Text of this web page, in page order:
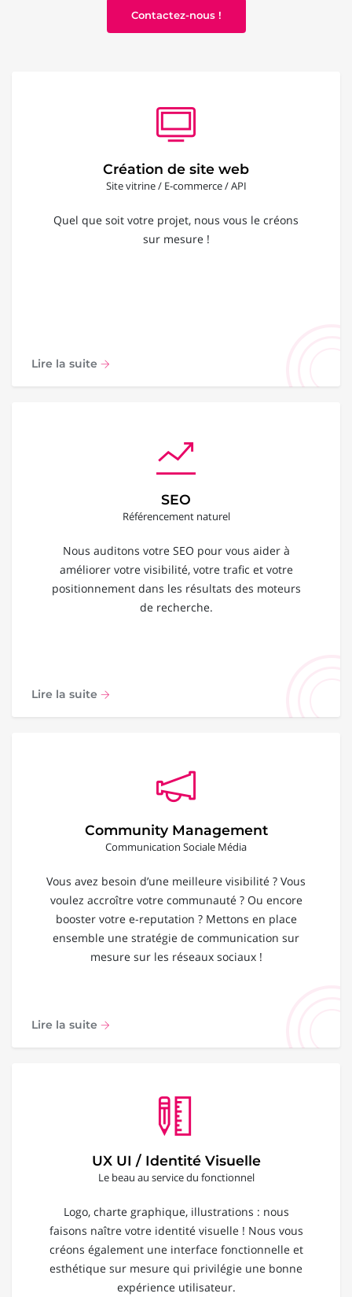
Contactez-nous !
Création de site web
Site vitrine / E-commerce / API
Quel que soit votre projet, nous vous le créons
sur mesure !
Lire la suite
SEO
Référencement naturel
Nous auditons votre SEO pour vous aider à
améliorer votre visibilité, votre trafic et votre
positionnement dans les résultats des moteurs
de recherche.
Lire la suite
Community Management
Communication Sociale Média
Vous avez besoin d’une meilleure visibilité ? Vous
voulez accroître votre communauté ? Ou encore
booster votre e-reputation ? Mettons en place
ensemble une stratégie de communication sur
mesure sur les réseaux sociaux !
Lire la suite
UX UI / Identité Visuelle
Le beau au service du fonctionnel
Logo, charte graphique, illustrations : nous
faisons naître votre identité visuelle ! Nous vous
créons également une interface fonctionnelle et
esthétique sur mesure qui privilégie une bonne
expérience utilisateur.